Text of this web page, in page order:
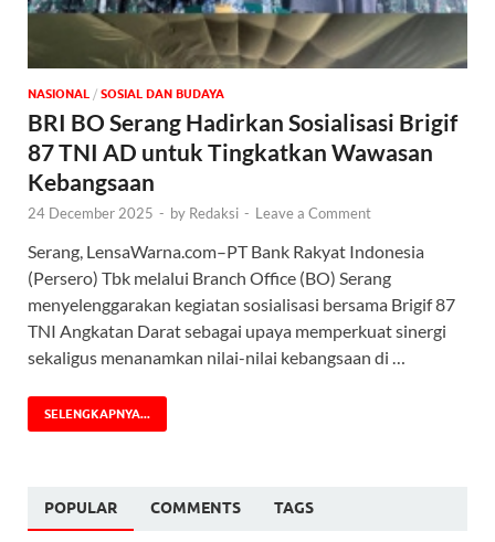
NASIONAL / SOSIAL DAN BUDAYA
BRI BO Serang Hadirkan Sosialisasi Brigif
87 TNI AD untuk Tingkatkan Wawasan
Kebangsaan
24 December 2025 - by Redaksi - Leave a Comment
Serang, LensaWarna.com–PT Bank Rakyat Indonesia
(Persero) Tbk melalui Branch Office (BO) Serang
menyelenggarakan kegiatan sosialisasi bersama Brigif 87
TNI Angkatan Darat sebagai upaya memperkuat sinergi
sekaligus menanamkan nilai-nilai kebangsaan di …
SELENGKAPNYA...
POPULAR COMMENTS TAGS